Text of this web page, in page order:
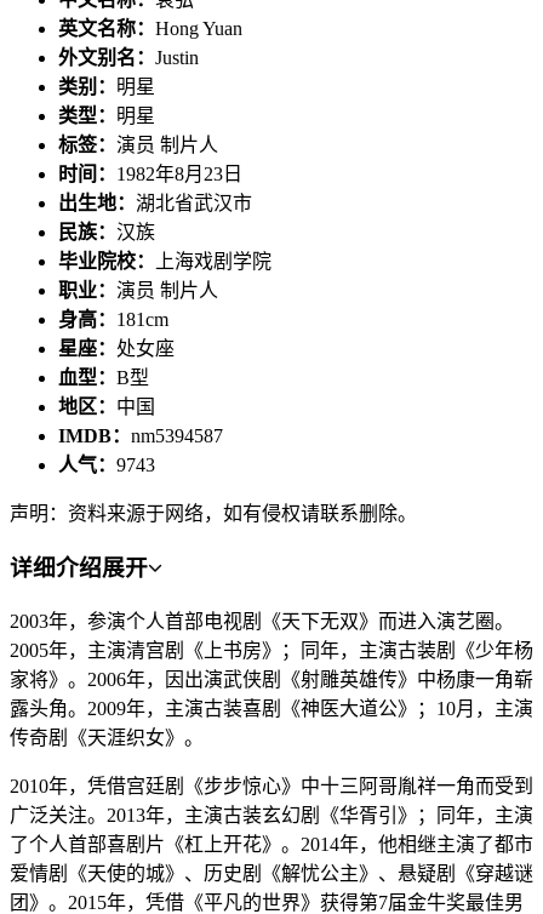
英文名称： Hong Yuan
外文别名： Justin
类别： 明星
类型： 明星
标签： 演员 制片人
时间： 1982年8月23日
出生地： 湖北省武汉市
民族： 汉族
毕业院校：
上海戏剧学院
职业： 演员 制片人
身高： 181cm
星座： 处女座
血型： B型
地区： 中国
IMDB： nm5394587
人气： 9743
声明：资料来源于网络，如有侵权请联系删除。
详细介绍展开
2003年，参演个人首部电视剧《天下无双》而进入演艺圈。
2005年，主演清宫剧《上书房》；同年，主演古装剧《少年杨
家将》。2006年，因出演武侠剧《射雕英雄传》中杨康一角崭
露头角。2009年，主演古装喜剧《神医大道公》；10月，主演
传奇剧《天涯织女》。
2010年，凭借宫廷剧《步步惊心》中十三阿哥胤祥一角而受到
广泛关注。2013年，主演古装玄幻剧《华胥引》；同年，主演
了个人首部喜剧片《杠上开花》。2014年，他相继主演了都市
爱情剧《天使的城》、历史剧《解忧公主》、悬疑剧《穿越谜
团》。2015年，凭借《平凡的世界》获得第7届金牛奖最佳男